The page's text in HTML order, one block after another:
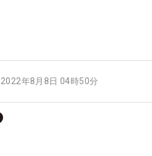
2022年8月8日 04時50分